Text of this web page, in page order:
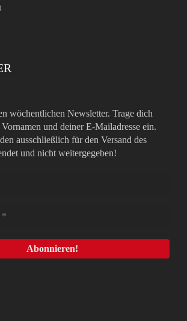
wöchentlichen Newsletter. Trage dich
und deiner E-Mailadresse ein.
ausschließlich für den Versand des
und nicht weitergegeben!